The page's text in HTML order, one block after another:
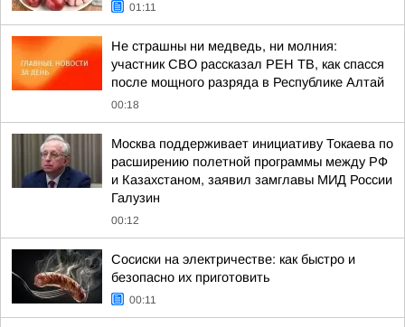
01:11
Не страшны ни медведь, ни молния:
участник СВО рассказал РЕН ТВ, как спасся
после мощного разряда в Республике Алтай
00:18
Москва поддерживает инициативу Токаева по
расширению полетной программы между РФ
и Казахстаном, заявил замглавы МИД России
Галузин
00:12
Сосиски на электричестве: как быстро и
безопасно их приготовить
00:11